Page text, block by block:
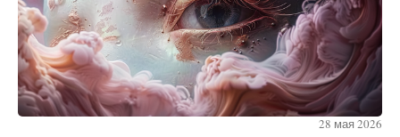
28 мая 2026